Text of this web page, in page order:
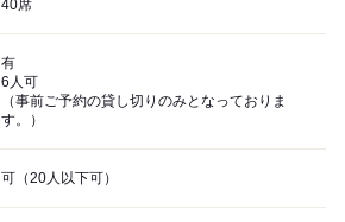
40席
有
6人可
（事前ご予約の貸し切りのみとなっておりま
す。）
可（20人以下可）